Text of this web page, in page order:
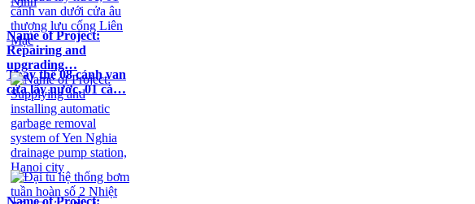
Name of Project:
Repairing and
upgrading…
Thay thế 08 cánh van
cửa lấy nước, 01 cá…